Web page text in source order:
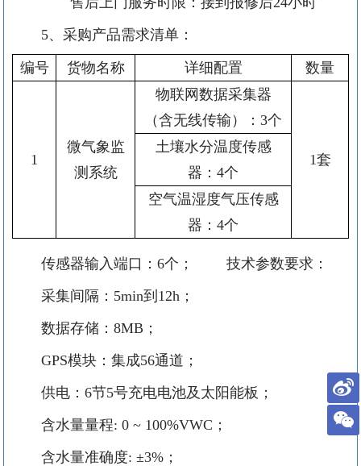
5、采购产品需求清单：
编号 货物名称 详细配置 数量
1
微气象监
测系统
物联网数据采集器
（含无线传输）： 3个
1套
土壤水分温度传感
器 ： 4个
空气温湿度气压传感
器 ： 4个
传感器输入端口：6个；
技术参数要求：
采集间隔： 5min到 12h ；
数据存储： 8MB ；
GPS模块：集成56通道；
供电： 6节5号充电电池及太阳能板 ；
含水量量程: 0 ~ 100%VWC ；
含水量准确度: ±3% ；